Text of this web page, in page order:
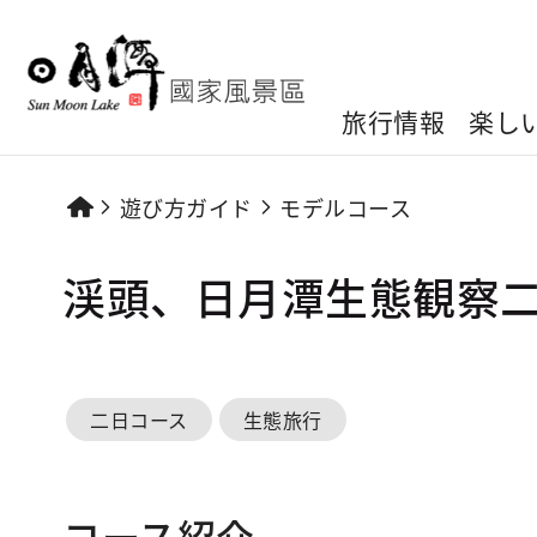
旅行情報 楽し
遊び方ガイド モデルコース
渓頭、日月潭生態観察
二日コース 生態旅行